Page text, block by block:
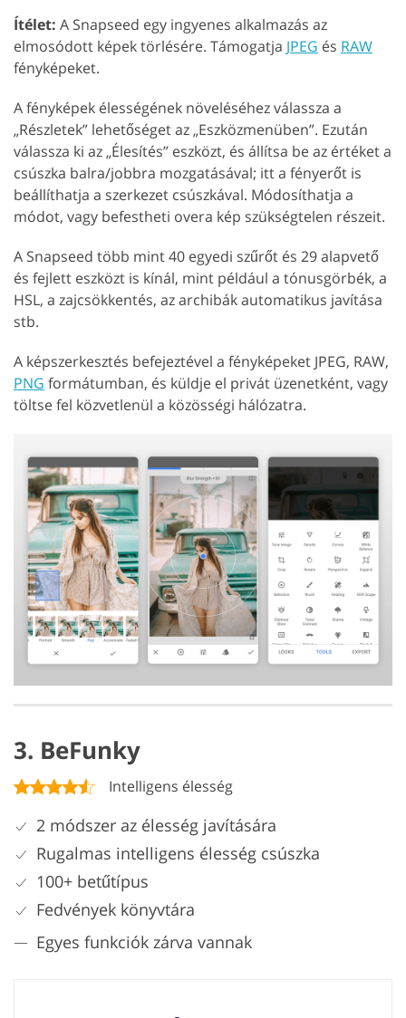
Ítélet: A Snapseed egy ingyenes alkalmazás az
elmosódott képek törlésére. Támogatja JPEG és RAW
fényképeket.
A fényképek élességének növeléséhez válassza a
„Részletek” lehetőséget az „Eszközmenüben”. Ezután
válassza ki az „Élesítés” eszközt, és állítsa be az értéket a
csúszka balra/jobbra mozgatásával; itt a fényerőt is
beállíthatja a szerkezet csúszkával. Módosíthatja a
módot, vagy befestheti overa kép szükségtelen részeit.
A Snapseed több mint 40 egyedi szűrőt és 29 alapvető
és fejlett eszközt is kínál, mint például a tónusgörbék, a
HSL, a zajcsökkentés, az archibák automatikus javítása
stb.
A képszerkesztés befejeztével a fényképeket JPEG, RAW,
PNG formátumban, és küldje el privát üzenetként, vagy
töltse fel közvetlenül a közösségi hálózatra.
3. BeFunky
Intelligens élesség
2 módszer az élesség javítására
Rugalmas intelligens élesség csúszka
100+ betűtípus
Fedvények könyvtára
Egyes funkciók zárva vannak